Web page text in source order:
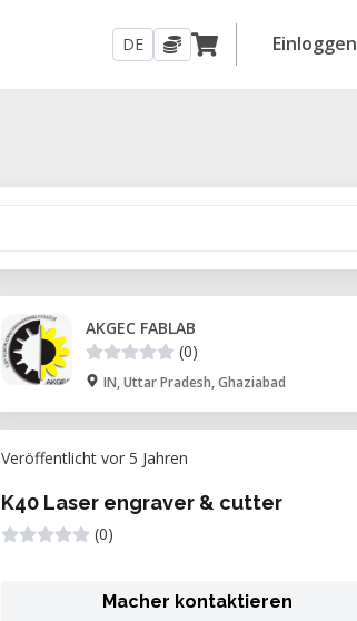
DE Einloggen
AKGEC FABLAB
(0)
IN, Uttar Pradesh, Ghaziabad
Veröffentlicht vor 5 Jahren
K40 Laser engraver & cutter
(0)
Macher kontaktieren